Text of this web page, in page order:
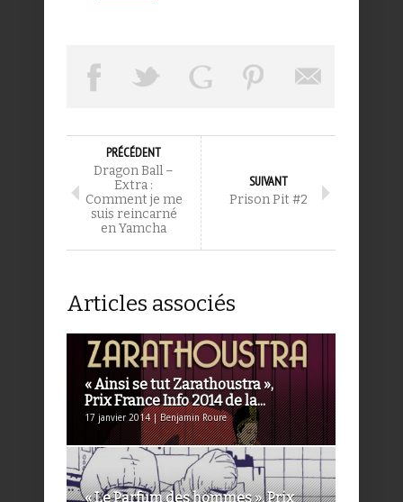
PRÉCÉDENT
Dragon Ball –
Extra :
Comment je me
suis reincarné
en Yamcha
SUIVANT
Prison Pit #2
Articles associés
« Ainsi se tut Zarathoustra »,
Prix France Info 2014 de la...
17 janvier 2014 | Benjamin Roure
« Le Parfum des hommes », Prix